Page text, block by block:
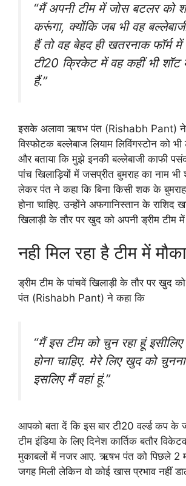
“मैं अपनी टीम में जोस बटलर को
करूंगा, क्योंकि जब भी वह
हैं तो वह बेहद ही खतरनाक फॉर्म में
टी20 क्रिकेट में वह कहीं भी शॉट
हैं.”
इसके अलावा ऋषभ पंत (Rishabh Pant)
विस्फोटक बल्लेबाज लियाम लिविंगस्टोन को
और बताया कि मुझे इनकी बल्लेबाजी काफी
पांच खिलाड़ियों में जसप्रीत बुमराह का नाम
लेकर पंत ने कहा कि बिना किसी शक के
होना चाहिए. उन्होंने अफगानिस्तान के राशिद
खिलाड़ी के तौर पर खुद को अपनी ड्रीम टीम
नही मिल रहा है टीम में मौका
ड्रीम टीम के पांचवें खिलाड़ी के तौर पर खुद
पंत (Rishabh Pant) ने कहा कि
“मैं इस टीम को चुन रहा हूं
होना चाहिए. मेरे लिए खुद को चुनना
इसलिए मैं वहां हूं.”
आपको बता दें कि इस बार टी20 वर्ल्ड कप के
टीम इंडिया के लिए दिनेश कार्तिक बतौर
मुकाबलों में नजर आए. ऋषभ पंत को पिछले 2
जगह मिली लेकिन वो कोई खास प्रभाव नहीं